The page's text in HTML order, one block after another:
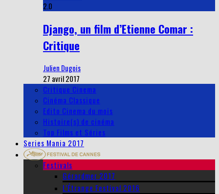
2.0
Django, un film d’Etienne Comar :
Critique
Julien Dugois
27 avril 2017
Critique Cinema
Cinéma Classique
Edito Cinema du mois
Histoire(s) de cinéma
Top Films et Séries
Series Mania 2017
Festivals
Gérardmer 2017
L’Étrange Festival 2016